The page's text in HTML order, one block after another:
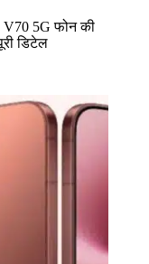
5G फोन की
डिटेल